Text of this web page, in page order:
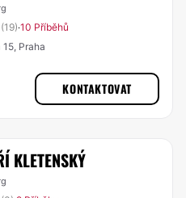
(19)·10 Příběhů
Praha
KONTAKTOVAT
KLETENSKÝ